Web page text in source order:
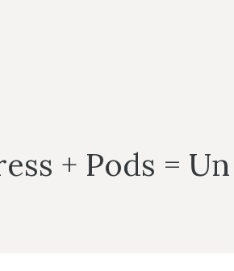
+ Pods =